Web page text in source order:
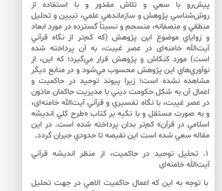
پيش‌رو با سعي و تلاش مقدور و با استفاده از
روش‌شناسي پژوهش و سازماندهي علمي، تبيين و تحليل
منطقي و منصفانه، منسجم و نسبتاً گسترده در مورد ابعاد
و زواياي موضوع اين پژوهش (كه كم‌‌تر از نگاه قرآني
آيت‌الله خامنه‌‌اى در عصر غيبت، به آن پرداخته شده
است) مورد كنكاش و پژوهش قرار مي‌گيرد؛ كه اين، از
نوآوري‌‌هاي اين پژوهش محسوب مي‌‌شود و در منابع ديگر
مشاهده نشده است؛ زيرا پيوند توحيد در حاكميت و
اعمال آن به شكل حكومت ديني با مديريت حاكمان ماذون
در عصر غيبت، با نگاه تفسيري و قرآني آيت‌الله خامنه‌‌اى،
و به صورت مستقل و با تكيه بر كتاب «طرح كلي انديشه
اسلامي در قرآن» كم‌‌تر بدان پرداخته شده است. در اين
مقاله سعي شده است اين نقيصه تا حدودي جبران گردد.
۱. تحليل توحيد در حاكميت، از منظر انديشه قرآني
آيت‌الله خامنه‌اى
با توجه به اين كه اعمال حاكميت الاهي در جهت تحليل